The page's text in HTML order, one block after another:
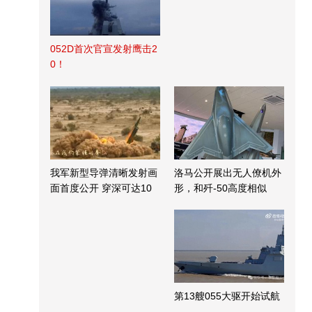
052D首次官宣发射鹰击2
0！
我军新型导弹清晰发射画
面首度公开 穿深可达10
洛马公开展出无人僚机外
形，和歼-50高度相似
第13艘055大驱开始试航